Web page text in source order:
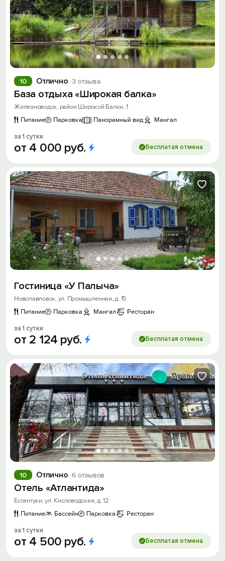
Отлично 3 отзыва
10
База отдыха «Широкая балка»
Железноводск, район Широкой Балки, 1
Питание
Парковка Панорамный вид Мангал
за 1 сутки
от 4 000 руб. Бесплатая отмена
Гостиница «У Палыча»
Новопавловск, ул. Промышленная, д. 15
Питание
Парковка Мангал Ресторан
за 1 сутки
от 2 124 руб. Бесплатая отмена
Отлично 6 отзывов
10
Отель «Атлантида»
Ессентуки, ул. Кисловодская, д. 12
Питание
Бассейн Парковка Ресторан
за 1 сутки
от 4 500 руб. Бесплатая отмена